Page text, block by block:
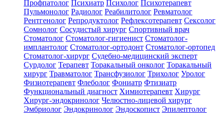
Профпатолог Психиатр Психолог Психотерапевт
Пульмонолог Радиолог Реабилитолог Ревматолог
Рентгенолог Репродуктолог Рефлексотерапевт Сексолог
Сомнолог Сосудистый хирург Спортивный врач
Стоматолог Стоматолог-гигиенист Стоматолог-
имплантолог Стоматолог-ортодонт Стоматолог-ортопед
Стоматолог-хирург Судебно-медицинский эксперт
Сурдолог Терапевт Торакальный онколог Торакальный
хирург Травматолог Трансфузиолог Трихолог Уролог
Физиотерапевт Флеболог Фониатр Фтизиатр
Функциональный диагност Химиотерапевт Хирург
Хирург-эндокринолог Челюстно-лицевой хирург
Эмбриолог Эндокринолог Эндоскопист Эпилептолог